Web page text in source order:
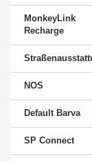
MonkeyLink
Recharge
NOS
Default Barva
SP Connect